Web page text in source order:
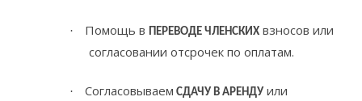
· Помощь вПЕРЕВОДЕ ЧЛЕНСКИХ взносов или
согласовании отсрочек по оплатам.
· Согласовываем СДАЧУ В АРЕНДУ или